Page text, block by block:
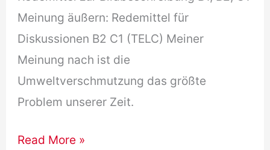
Meinung äußern: Redemittel für
Diskussionen B2 C1 (TELC) Meiner
Meinung nach ist die
Umweltverschmutzung das größte
Problem unserer Zeit.
TELC
Read More »